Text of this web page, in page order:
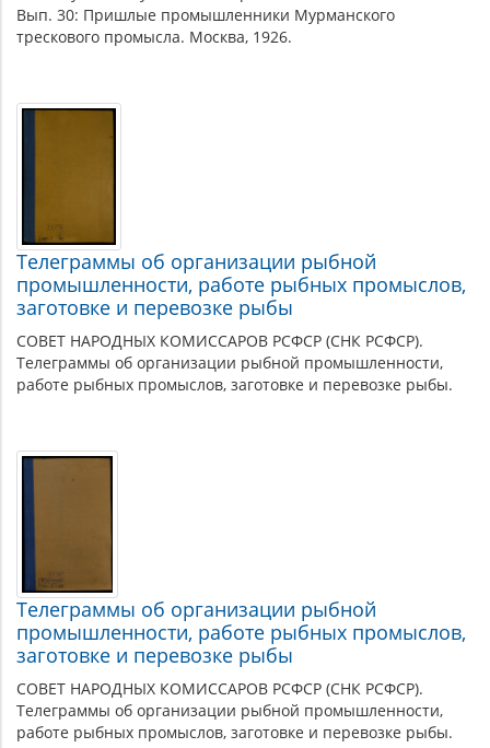
Вып. 30: Пришлые промышленники Мурманского
трескового промысла. Москва, 1926.
Телеграммы об организации рыбной
промышленности, работе рыбных промыслов,
заготовке и перевозке рыбы
СОВЕТ НАРОДНЫХ КОМИССАРОВ РСФСР (СНК РСФСР).
Телеграммы об организации рыбной промышленности,
работе рыбных промыслов, заготовке и перевозке рыбы.
Телеграммы об организации рыбной
промышленности, работе рыбных промыслов,
заготовке и перевозке рыбы
СОВЕТ НАРОДНЫХ КОМИССАРОВ РСФСР (СНК РСФСР).
Телеграммы об организации рыбной промышленности,
работе рыбных промыслов, заготовке и перевозке рыбы.